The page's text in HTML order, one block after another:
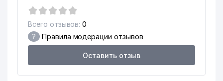
Всего отзывов: 0
? Правила модерации отзывов
Оставить отзыв